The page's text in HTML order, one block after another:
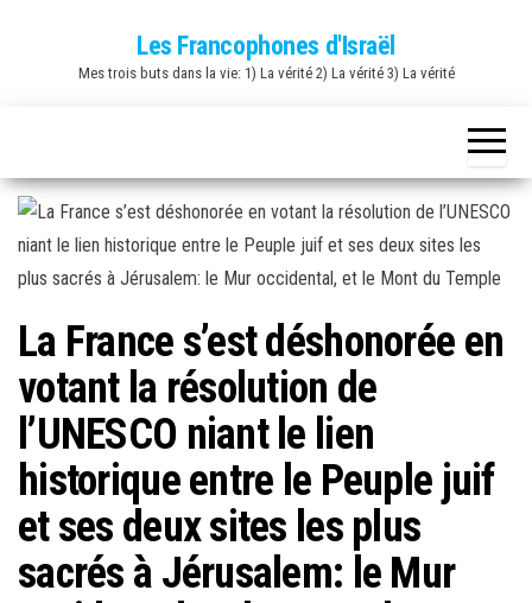
Les Francophones d'Israël
Mes trois buts dans la vie: 1) La vérité 2) La vérité 3) La vérité
La France s’est déshonorée en
votant la résolution de
l’UNESCO niant le lien
historique entre le Peuple juif
et ses deux sites les plus
sacrés à Jérusalem: le Mur